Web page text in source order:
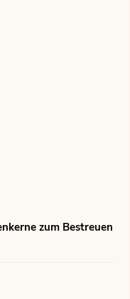
zum Bestreuen